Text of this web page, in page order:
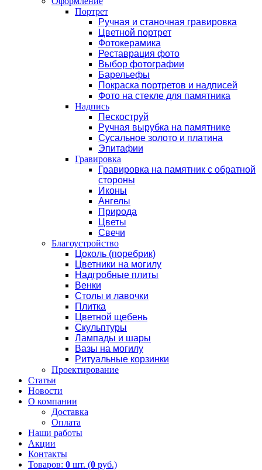
Портрет
Ручная и станочная гравировка
Цветной портрет
Фотокерамика
Реставрация фото
Выбор фотографии
Барельефы
Покраска портретов и надписей
Фото на стекле для памятника
Надпись
Пескоструй
Ручная вырубка на памятнике
Сусальное золото и платина
Эпитафии
Гравировка
Гравировка на памятник с обратной
стороны
Иконы
Ангелы
Природа
Цветы
Свечи
Благоустройство
Цоколь (поребрик)
Цветники на могилу
Надгробные плиты
Венки
Столы и лавочки
Плитка
Цветной щебень
Скульптуры
Лампады и шары
Вазы на могилу
Ритуальные корзинки
Проектирование
Статьи
Новости
О компании
Доставка
Оплата
Наши работы
Акции
Контакты
Товаров: 0 шт. (0 руб.)